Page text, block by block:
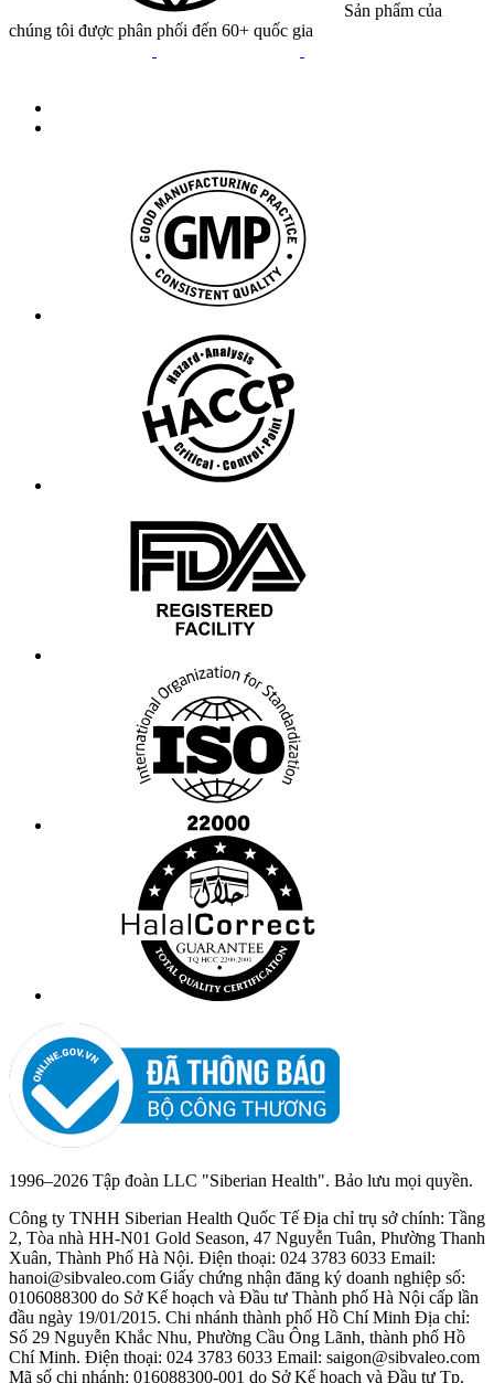
Sản phẩm của
chúng tôi được phân phối đến 60+ quốc gia
1996–2026 Tập đoàn LLC "Siberian Health". Bảo lưu mọi quyền.
Công ty TNHH Siberian Health Quốc Tế Địa chỉ trụ sở chính: Tầng
2, Tòa nhà HH-N01 Gold Season, 47 Nguyễn Tuân, Phường Thanh
Xuân, Thành Phố Hà Nội. Điện thoại: 024 3783 6033 Email:
hanoi@sibvaleo.com Giấy chứng nhận đăng ký doanh nghiệp số:
0106088300 do Sở Kế hoạch và Đầu tư Thành phố Hà Nội cấp lần
đầu ngày 19/01/2015. Chi nhánh thành phố Hồ Chí Minh Địa chỉ:
Số 29 Nguyễn Khắc Nhu, Phường Cầu Ông Lãnh, thành phố Hồ
Chí Minh. Điện thoại: 024 3783 6033 Email: saigon@sibvaleo.com
Mã số chi nhánh: 016088300-001 do Sở Kế hoạch và Đầu tư Tp.